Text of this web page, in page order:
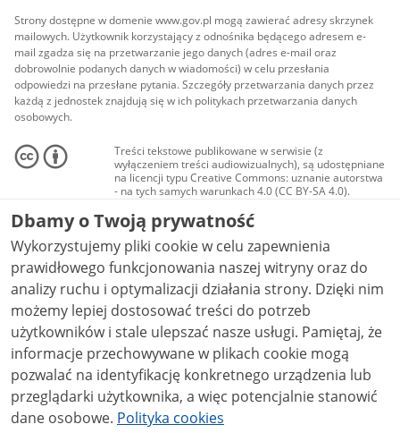
Strony dostępne w domenie www.gov.pl mogą zawierać adresy skrzynek
mailowych. Użytkownik korzystający z odnośnika będącego adresem e-
mail zgadza się na przetwarzanie jego danych (adres e-mail oraz
dobrowolnie podanych danych w wiadomości) w celu przesłania
odpowiedzi na przesłane pytania. Szczegóły przetwarzania danych przez
każdą z jednostek znajdują się w ich politykach przetwarzania danych
osobowych.
Treści tekstowe publikowane w serwisie (z
wyłączeniem treści audiowizualnych), są udostępniane
na licencji typu Creative Commons: uznanie autorstwa
- na tych samych warunkach 4.0 (CC BY-SA 4.0).
Materiały audiowizualne, w tym zdjęcia, materiały
audio i wideo, są udostępniane na licencji typu
Creative Commons: uznanie autorstwa użycie
niekomercyjne - bez utworów zależnych 4.0 (CC BY-
NC-ND 4.0), o ile nie jest to stwierdzone inaczej.
Dbamy o Twoją prywatność
Wykorzystujemy pliki cookie w celu zapewnienia
prawidłowego funkcjonowania naszej witryny oraz do
analizy ruchu i optymalizacji działania strony. Dzięki nim
możemy lepiej dostosować treści do potrzeb
użytkowników i stale ulepszać nasze usługi. Pamiętaj, że
informacje przechowywane w plikach cookie mogą
pozwalać na identyfikację konkretnego urządzenia lub
przeglądarki użytkownika, a więc potencjalnie stanowić
dane osobowe. Polityka cookies